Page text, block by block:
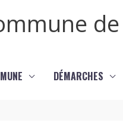
DÉMARCHES